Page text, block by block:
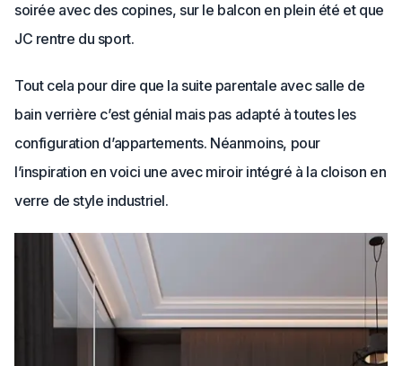
soirée avec des copines, sur le balcon en plein été et que
JC rentre du sport.
Tout cela pour dire que la suite parentale avec salle de
bain verrière c’est génial mais pas adapté à toutes les
configuration d’appartements. Néanmoins, pour
l’inspiration en voici une avec miroir intégré à la cloison en
verre de style industriel.